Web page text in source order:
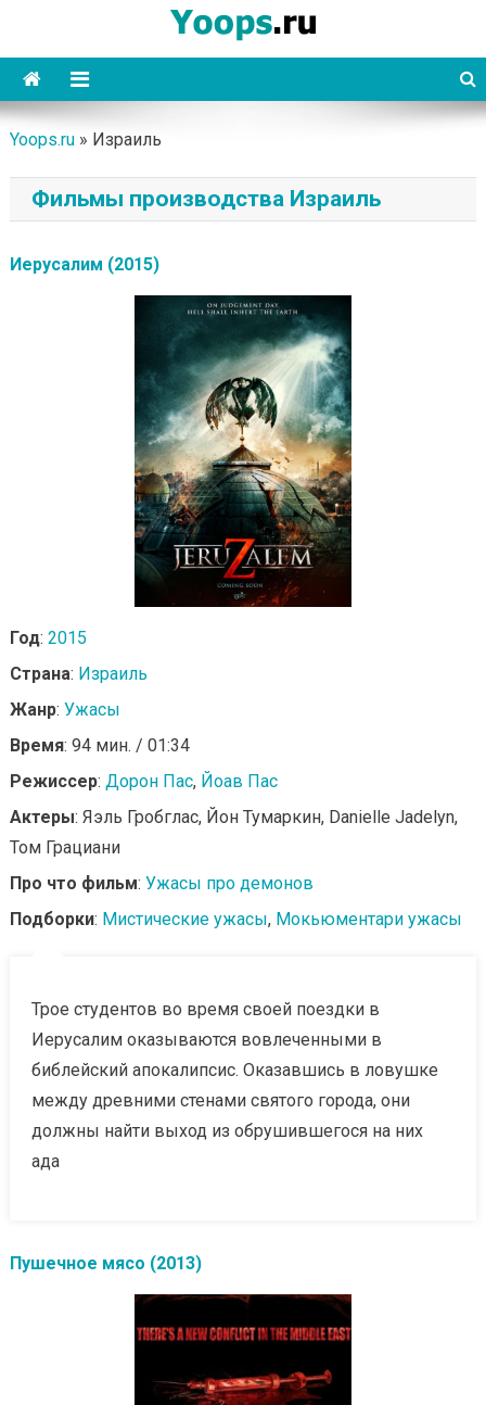
content
Yoops
Yoops.ru» Израиль
Фильмы производства Израиль
Иерусалим (2015)
Год: 2015
Страна: Израиль
Жанр: Ужасы
Время: 94 мин. / 01:34
Режиссер: Дорон Пас, Йоав Пас
Актеры: Яэль Гробглас, Йон Тумаркин, Danielle Jadelyn,
Том Грациани
Про что фильм: Ужасы про демонов
Подборки: Мистические ужасы, Мокьюментари ужасы
Трое студентов во время своей поездки в
Иерусалим оказываются вовлеченными в
библейский апокалипсис. Оказавшись в ловушке
между древними стенами святого города, они
должны найти выход из обрушившегося на них
ада
Пушечное мясо (2013)